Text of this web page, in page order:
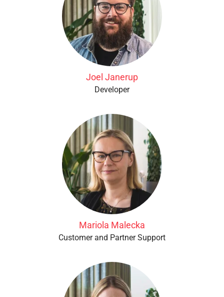
Joel Janerup
Developer
Mariola Malecka
Customer and Partner Support